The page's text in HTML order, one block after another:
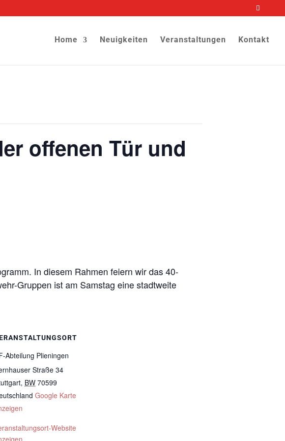
Home Neuigkeiten Veranstaltungen Kontakt
offenen Tür und
In diesem Rahmen feiern wir das 40-
Gruppen ist am Samstag eine stadtweite
Abteilung Plieningen
Straße 34
, BW 70599
Google Karte
Website